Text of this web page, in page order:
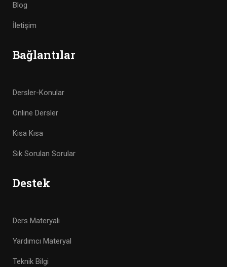
Blog
İletişim
Bağlantılar
Dersler-Konular
Online Dersler
Kısa Kısa
Sık Sorulan Sorular
Destek
Ders Materyali
Yardımcı Materyal
Teknik Bilgi